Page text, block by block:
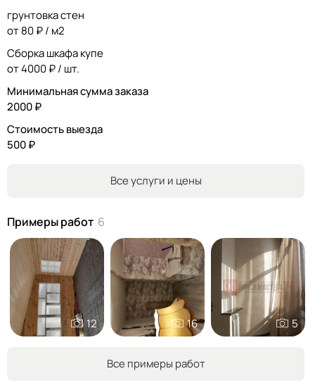
оправданы отличным качеством выполненной работы и
обслуживания.
грунтовка стен
от 80 ₽ / м2
Сборка шкафа купе
от 4000 ₽ / шт.
Минимальная сумма заказа
2000 ₽
Стоимость выезда
500 ₽
Все услуги и цены
Примеры работ 6
12 16 5
Все примеры работ